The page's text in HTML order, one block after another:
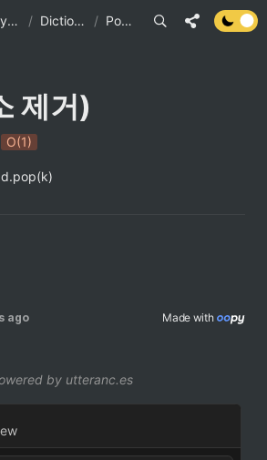
Python 내장 자료구조의 시간복잡도 / Dictionary 자료형과 메서드의 시간 복잡도 (1) / Pop (요소 제거)
제거)
O(1)
d.pop(k)
ago Made with